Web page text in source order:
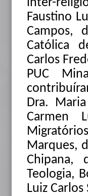
Faustino
Campos,
Católica
Carlos
PUC
Dra.
Carmen
Marques,
Chipana,
Teologia,
Luiz